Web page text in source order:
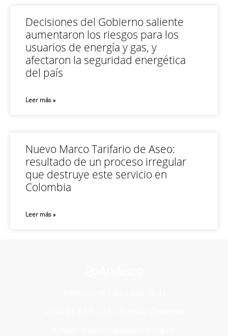
Decisiones del Gobierno saliente
aumentaron los riesgos para los
usuarios de energía y gas, y
afectaron la seguridad energética
del país
Leer más »
Nuevo Marco Tarifario de Aseo:
resultado de un proceso irregular
que destruye este servicio en
Colombia
Leer más »